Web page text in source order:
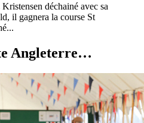
déchainé avec sa
il gagnera la course St
Angleterre…